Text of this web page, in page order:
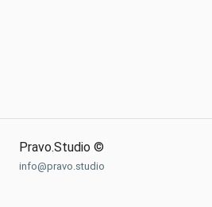
Pravo.Studio ©
info@pravo.studio